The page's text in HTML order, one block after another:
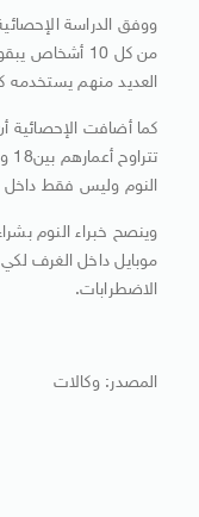
من كل 10
العديد منهم
النوم وليس فقط داخل
وينصح خبراء النوم
موبايل داخل الغرف
الاضطرابات.
المصدر: وكالات